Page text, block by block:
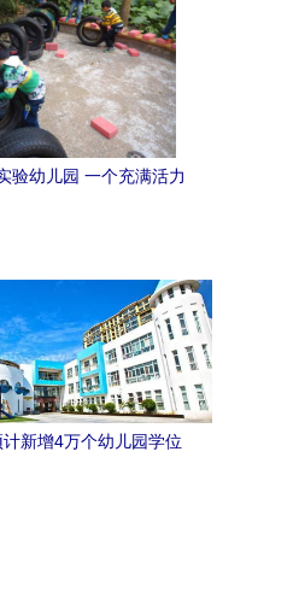
验幼儿园 一个充满活力
新增4万个幼儿园学位